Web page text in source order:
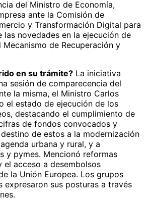
del Ministro de Economía,
ante la Comisión de
y Transformación Digital para
las novedades en la ejecución de
Mecanismo de Recuperación y
en su trámite? La iniciativa
sesión de comparecencia del
la misma, el Ministro Carlos
el estado de ejecución de los
destacando el cumplimiento de
de fondos convocados y
de estos a la modernización
urbana y rural, y a
y pymes. Mencionó reformas
el acceso a desembolsos
la Unión Europea. Los grupos
expresaron sus posturas a través